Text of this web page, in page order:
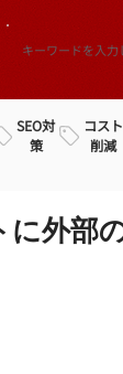
SEO対
策
コスト
削減
外部